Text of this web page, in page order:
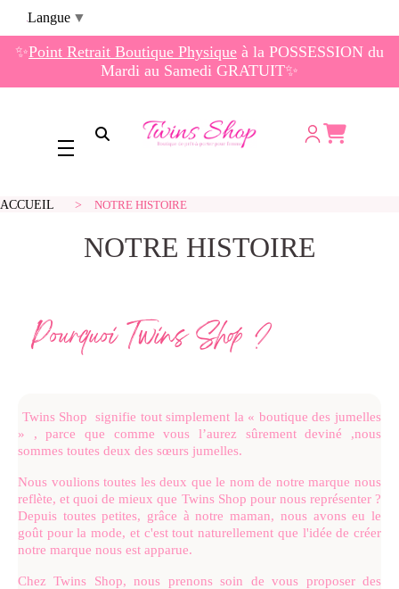
✨Point Retrait Boutique Physique à la POSSESSION du
Mardi au Samedi GRATUIT✨
Ouvrir la recherche
ACCUEIL NOTRE HISTOIRE
NOTRE HISTOIRE
Pourquoi Twins Shop ?
Twins Shop signifie tout simplement la « boutique des jumelles
» , parce que comme vous l’aurez sûrement deviné ,nous
sommes toutes deux des sœurs jumelles.
Nous voulions toutes les deux que le nom de notre marque nous
reflète, et quoi de mieux que Twins Shop pour nous représenter ?
Depuis toutes petites, grâce à notre maman, nous avons eu le
goût pour la mode, et c'est tout naturellement que l'idée de créer
notre marque nous est apparue.
Chez Twins Shop, nous prenons soin de vous proposer des
Langue ▼